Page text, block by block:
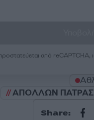
από reCAPTCHA,
ΑΠΟΛΛΩΝ ΠΑΤΡΑΣ
Share: